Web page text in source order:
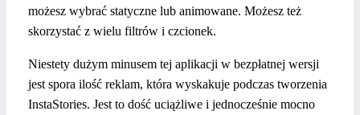
możesz wybrać statyczne lub animowane. Możesz też
skorzystać z wielu filtrów i czcionek.
Niestety dużym minusem tej aplikacji w bezpłatnej wersji
jest spora ilość reklam, która wyskakuje podczas tworzenia
InstaStories. Jest to dość uciążliwe i jednocześnie mocno